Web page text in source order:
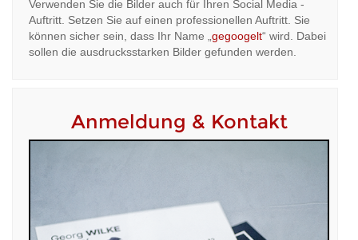
Verwenden Sie die Bilder auch für Ihren Social Media -
Auftritt. Setzen Sie auf einen professionellen Auftritt. Sie
können sicher sein, dass Ihr Name „ gegoogelt“ wird. Dabei
sollen die ausdrucksstarken Bilder gefunden werden.
Anmeldung & Kontakt